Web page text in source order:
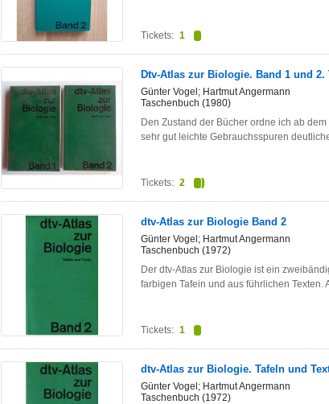
Tickets: 1
Dtv-Atlas zur Biologie. Band 1 und 2.
Günter Vogel; Hartmut Angermann
Taschenbuch (1980)
Den Zustand der Bücher ordne ich ab
sehr gut leichte Gebrauchsspuren
Tickets: 2
dtv-Atlas zur Biologie Band 2
Günter Vogel; Hartmut Angermann
Taschenbuch (1972)
Der dtv-Atlas zur Biologie ist ein
farbigen Tafein und aus führlichen Texten.
Tickets: 1
dtv-Atlas zur Biologie. Tafeln und
Günter Vogel; Hartmut Angermann
Taschenbuch (1972)